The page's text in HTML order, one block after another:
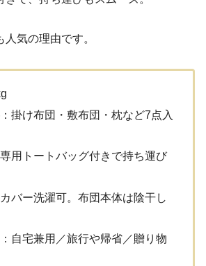
気の理由です。
：掛け布団・敷布団・枕など7点入
用トートバッグ付きで持ち運び
カバー洗濯可。布団本体は陰干し
：自宅兼用／旅行や帰省／贈り物